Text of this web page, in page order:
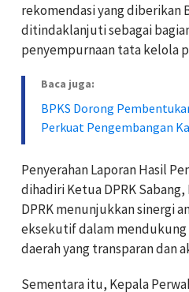
rekomendasi yang diberikan
ditindaklanjuti sebagai
penyempurnaan tata kelola
Baca juga:
BPKS Dorong
Perkuat Pengembangan
Penyerahan Laporan Hasil
dihadiri Ketua DPRK
DPRK menunjukkan sinergi
eksekutif dalam
daerah yang transparan dan
Sementara itu, Kepala